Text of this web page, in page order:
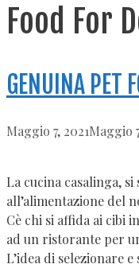
Food For
GENUINA PET
Maggio 7, 2021Maggio
La cucina casalinga,
all’alimentazione del
Cè chi si affida ai cibi
ad un ristorante per
L’idea di selezionare